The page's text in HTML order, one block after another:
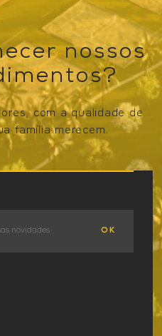
nossos
com a qualidade de
família merecem.
OK